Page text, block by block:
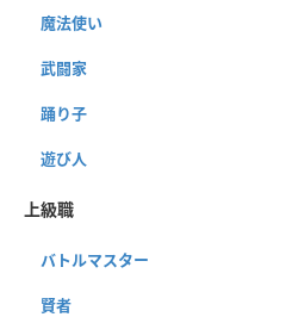
魔法使い
武闘家
踊り子
遊び人
上級職
バトルマスター
賢者